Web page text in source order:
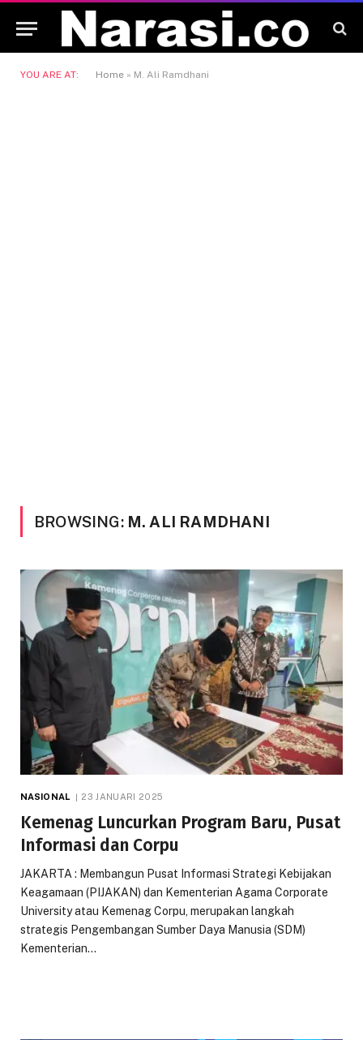
YOU ARE AT: Home » M. Ali Ramdhani
BROWSING: M. ALI RAMDHANI
NASIONAL 23 JANUARI 2025
Kemenag Luncurkan Program Baru, Pusat
Informasi dan Corpu
JAKARTA : Membangun Pusat Informasi Strategi Kebijakan
Keagamaan (PIJAKAN) dan Kementerian Agama Corporate
University atau Kemenag Corpu, merupakan langkah
strategis Pengembangan Sumber Daya Manusia (SDM)
Kementerian…